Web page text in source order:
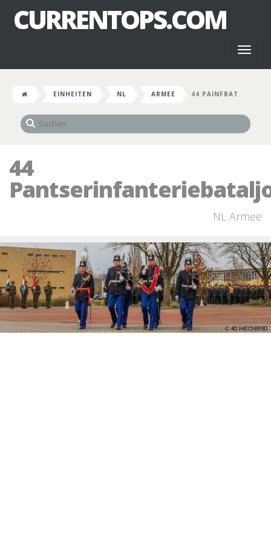
CURRENTOPS.COM
EINHEITEN NL ARMEE 44 PAINFBAT
44
NL Armee